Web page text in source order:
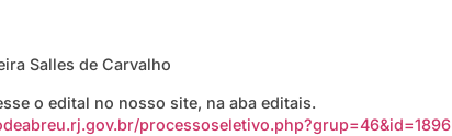
Salles de Carvalho
o edital no nosso site, na aba editais.
processoseletivo.php?grup=46&id=1896